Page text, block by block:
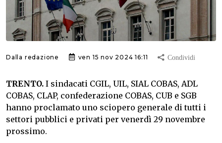
Dalla redazione ven 15 nov 2024 16:11
TRENTO. I sindacati CGIL, UIL, SIAL COBAS, ADL
COBAS, CLAP, confederazione COBAS, CUB e SGB
hanno proclamato uno sciopero generale di tutti i
settori pubblici e privati per venerdì 29 novembre
prossimo.